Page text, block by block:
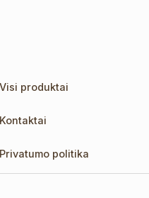
Visi produktai
Kontaktai
Privatumo politika